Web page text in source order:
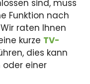
sind, muss
Funktion nach
raten Ihnen
kurze TV-
dies kann
einer